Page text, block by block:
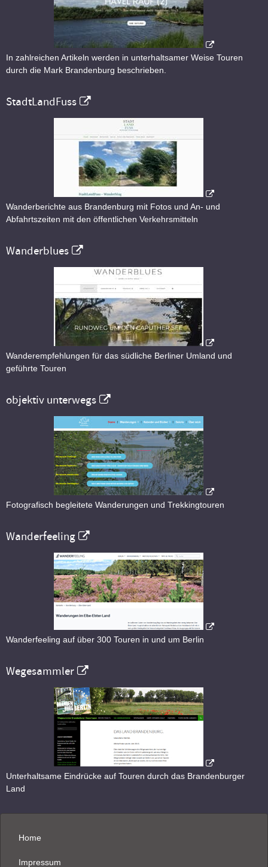
In zahlreichen Artikeln werden in unterhaltsamer Weise Touren
durch die Mark Brandenburg beschrieben.
StadtLandFuss
Wanderberichte aus Brandenburg mit Fotos und An- und
Abfahrtszeiten mit den öffentlichen Verkehrsmitteln
Wanderblues
Wanderempfehlungen für das südliche Berliner Umland und
geführte Touren
objektiv unterwegs
Fotografisch begleitete Wanderungen und Trekkingtouren
Wanderfeeling
Wanderfeeling auf über 300 Touren in und um Berlin
Wegesammler
Unterhaltsame Eindrücke auf Touren durch das Brandenburger
Land
Home
Impressum